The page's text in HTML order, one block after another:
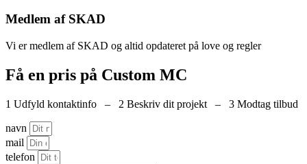
Medlem af SKAD
Vi er medlem af SKAD og altid opdateret på love og regler
Få en pris på Custom MC
1 Udfyld kontaktinfo – 2 Beskriv dit projekt – 3 Modtag tilbud
navn
mail
telefon